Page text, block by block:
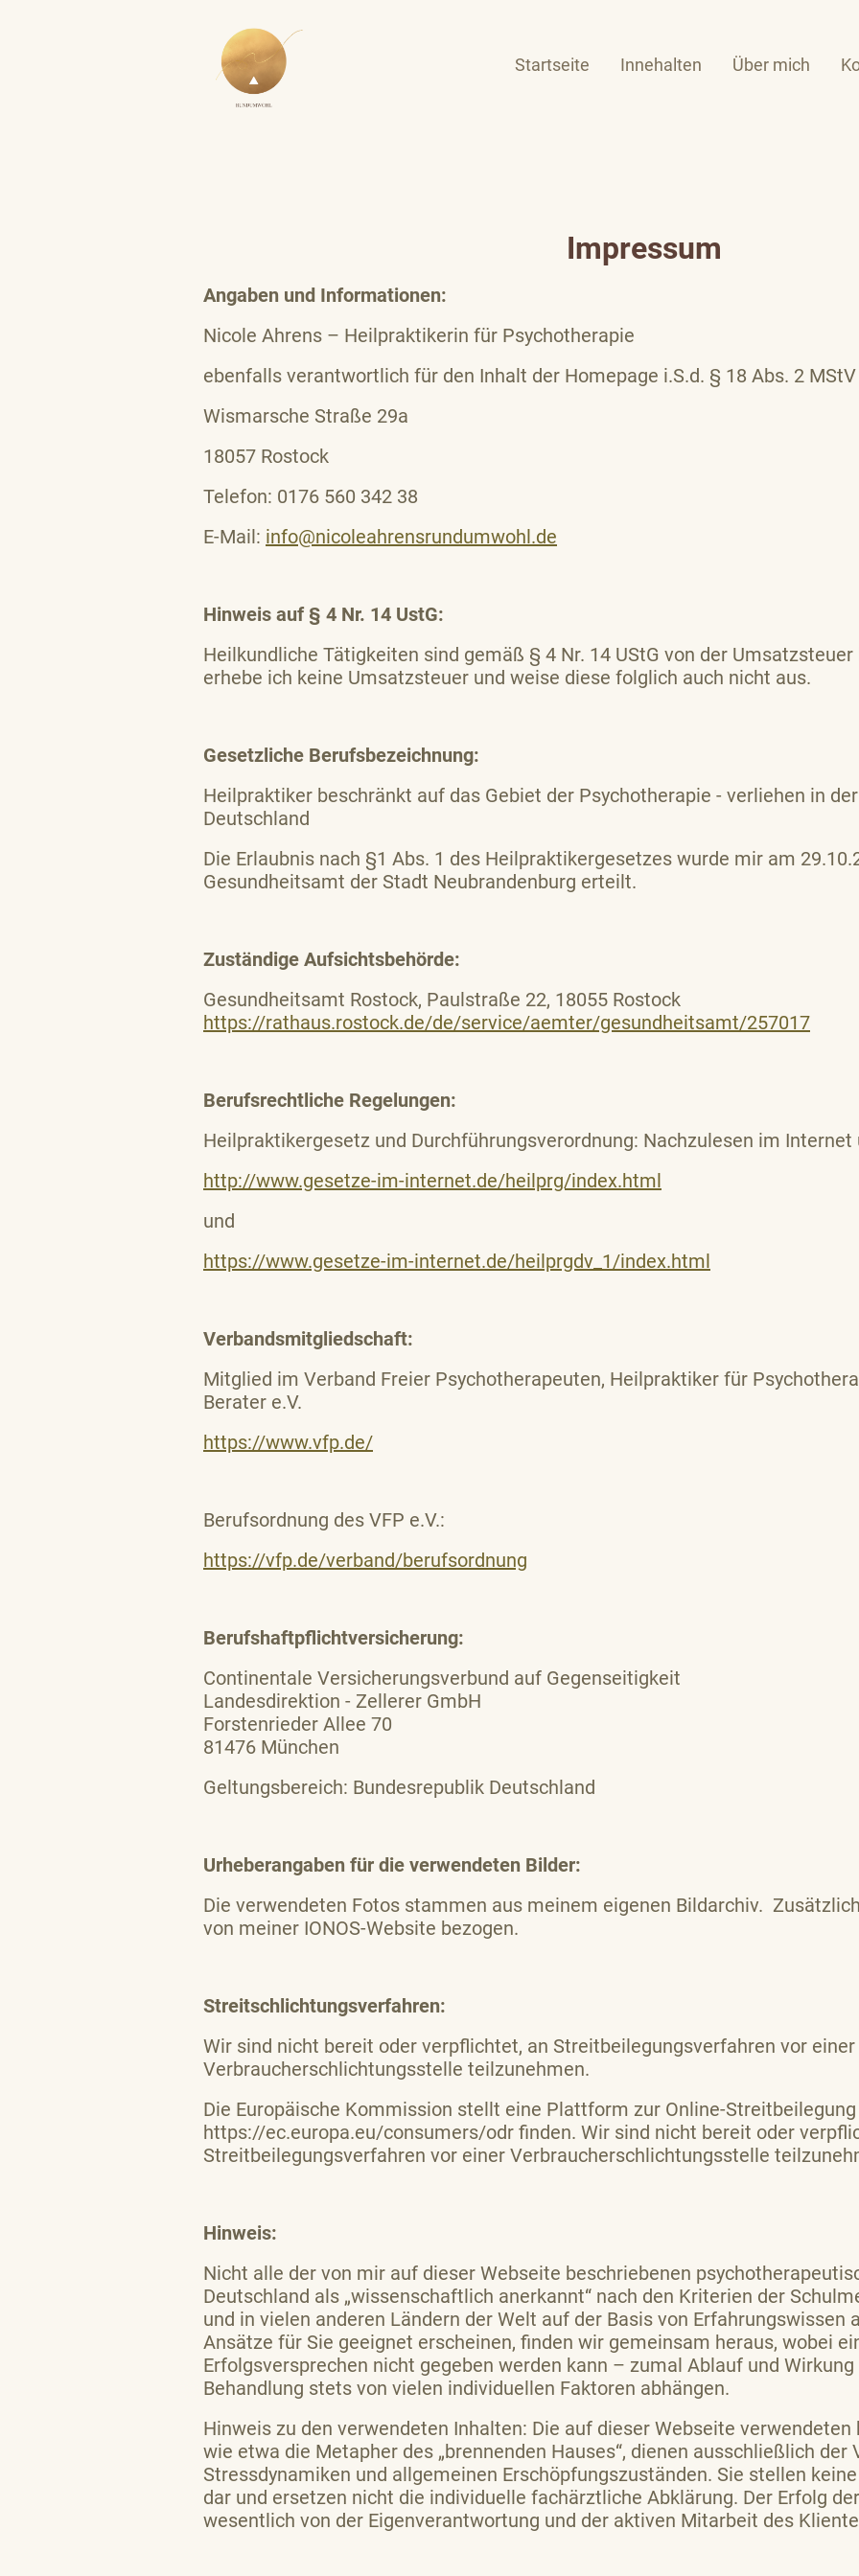
Startseite Innehalten Über mich
Impressum
Angaben und Informationen:
Nicole Ahrens – Heilpraktikerin für Psychotherapie
ebenfalls verantwortlich für den Inhalt der Homepage i.S.d. § 18 Abs. 2 MStV
Wismarsche Straße 29a
18057 Rostock
Telefon: 0176 560 342 38
E-Mail: info@nicoleahrensrundumwohl.de
Hinweis auf § 4 Nr. 14 UstG:
Heilkundliche Tätigkeiten sind gemäß § 4 Nr. 14 UStG von der
erhebe ich keine Umsatzsteuer und weise diese folglich auch nicht aus.
Gesetzliche Berufsbezeichnung:
Heilpraktiker beschränkt auf das Gebiet der Psychotherapie - verliehen in
Deutschland
Die Erlaubnis nach §1 Abs. 1 des Heilpraktikergesetzes wurde mir am
Gesundheitsamt der Stadt Neubrandenburg erteilt.
Zuständige Aufsichtsbehörde:
Gesundheitsamt Rostock, Paulstraße 22, 18055 Rostock
https://rathaus.rostock.de/de/service/aemter/gesundheitsamt/257017
Berufsrechtliche Regelungen:
Heilpraktikergesetz und Durchführungsverordnung: Nachzulesen im Internet
http://www.gesetze-im-internet.de/heilprg/index.html
und
https://www.gesetze-im-internet.de/heilprgdv_1/index.html
Verbandsmitgliedschaft:
Mitglied im Verband Freier Psychotherapeuten, Heilpraktiker für
Berater e.V.
https://www.vfp.de/
Berufsordnung des VFP e.V.:
https://vfp.de/verband/berufsordnung
Berufshaftpflichtversicherung:
Continentale Versicherungsverbund auf Gegenseitigkeit
Landesdirektion - Zellerer GmbH
Forstenrieder Allee 70
81476 München
Geltungsbereich: Bundesrepublik Deutschland
Urheberangaben für die verwendeten Bilder:
Die verwendeten Fotos stammen aus meinem eigenen Bildarchiv.
von meiner IONOS-Website bezogen.
Streitschlichtungsverfahren:
Wir sind nicht bereit oder verpflichtet, an Streitbeilegungsverfahren vor einer
Verbraucherschlichtungsstelle teilzunehmen.
Die Europäische Kommission stellt eine Plattform zur Online-
https://ec.europa.eu/consumers/odr finden. Wir sind nicht bereit oder
Streitbeilegungsverfahren vor einer Verbraucherschlichtungsstelle
Hinweis:
Nicht alle der von mir auf dieser Webseite beschriebenen
Deutschland als „wissenschaftlich anerkannt“ nach den Kriterien der
und in vielen anderen Ländern der Welt auf der Basis von Erfahrungswissen
Ansätze für Sie geeignet erscheinen, finden wir gemeinsam heraus, wobei
Erfolgsversprechen nicht gegeben werden kann – zumal Ablauf und
Behandlung stets von vielen individuellen Faktoren abhängen.
Hinweis zu den verwendeten Inhalten: Die auf dieser Webseite
wie etwa die Metapher des „brennenden Hauses“, dienen ausschließlich der
Stressdynamiken und allgemeinen Erschöpfungszuständen. Sie stellen
dar und ersetzen nicht die individuelle fachärztliche Abklärung. Der Erfolg
wesentlich von der Eigenverantwortung und der aktiven Mitarbeit des